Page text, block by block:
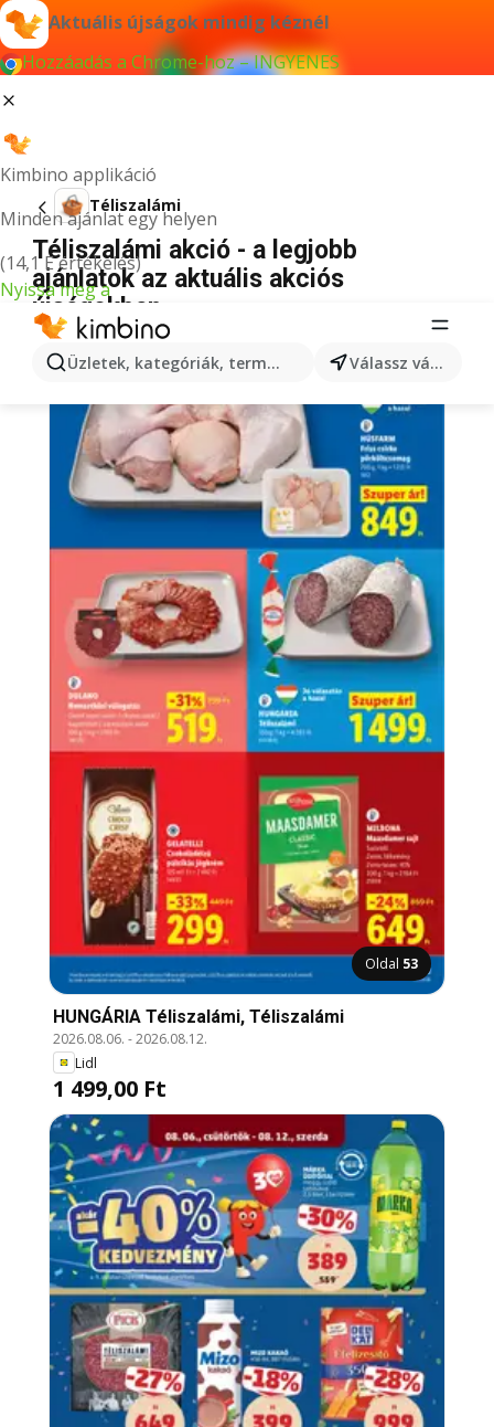
Aktuális újságok mindig kéznél
Hozzáadás a Chrome-hoz – INGYENES
Kimbino applikáció
Minden ajánlat egy helyen
(14,1 E értékelés)
Nyissa meg a
Üzletek, kategóriák, termékek keresése... Válassz várost
Téliszalámi
Téliszalámi akció - a legjobb
ajánlatok az aktuális akciós
újságokban
Oldal 53
HUNGÁRIA Téliszalámi, Téliszalámi
2026.08.06. -2026.08.12.
Lidl
1 499,00 Ft